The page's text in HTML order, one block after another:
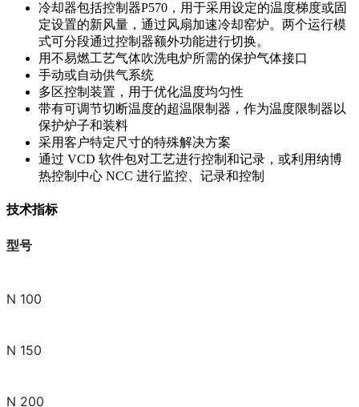
冷却器包括控制器P570，用于采用设定的温度梯度或固
定设置的新风量，通过风扇加速冷却窑炉。两个运行模
式可分段通过控制器额外功能进行切换。
用不易燃工艺气体吹洗电炉所需的保护气体接口
手动或自动供气系统
多区控制装置，用于优化温度均匀性
带有可调节切断温度的超温限制器，作为温度限制器以
保护炉子和装料
采用客户特定尺寸的特殊解决方案
通过 VCD 软件包对工艺进行控制和记录，或利用纳博
热控制中心 NCC 进行监控、记录和控制
技术指标
型号
N 100
N 150
N 200